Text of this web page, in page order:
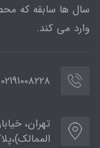
سال ها سابقه که
وارد می کند.
02191008228
تهران،
الممالک)،پلاک